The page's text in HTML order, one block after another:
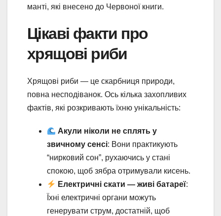
манті, які внесено до Червоної книги.
Цікаві факти про
хрящові риби
Хрящові риби — це скарбниця природи,
повна несподіванок. Ось кілька захопливих
фактів, які розкривають їхню унікальність:
Акули ніколи не сплять у
звичному сенсі: Вони практикують
“нирковий сон”, рухаючись у стані
спокою, щоб зябра отримували кисень.
Електричні скати — живі батареї:
Їхні електричні органи можуть
генерувати струм, достатній, щоб